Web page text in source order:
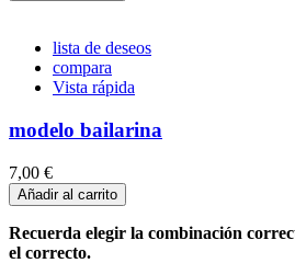
lista de deseos
compara
Vista rápida
modelo bailarina
7,00 €
Añadir al carrito
Recuerda elegir la combinación
el correcto.